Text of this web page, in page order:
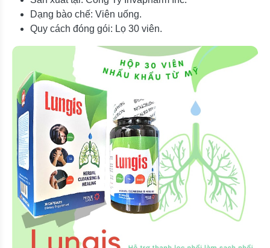
Dạng bào chế: Viên uống.
Quy cách đóng gói: Lọ 30 viên.